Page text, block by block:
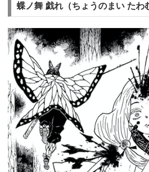
蝶ノ舞 戯れ（ちょうのまい たわ